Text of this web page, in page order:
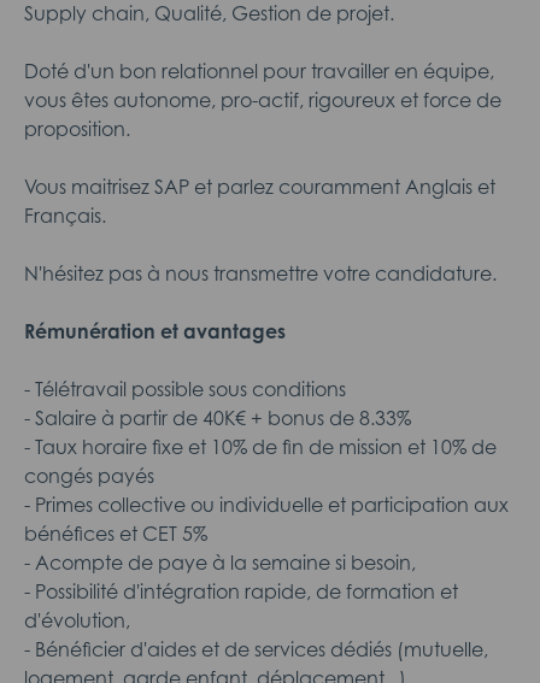
Supply chain, Qualité, Gestion de projet.
Doté d'un bon relationnel pour travailler en équipe,
vous êtes autonome, pro-actif, rigoureux et force de
proposition.
Vous maitrisez SAP et parlez couramment Anglais et
Français.
N'hésitez pas à nous transmettre votre candidature.
Rémunération et avantages
- Télétravail possible sous conditions
- Salaire à partir de 40K€ + bonus de 8.33%
- Taux horaire fixe et 10% de fin de mission et 10% de
congés payés
- Primes collective ou individuelle et participation aux
bénéfices et CET 5%
- Acompte de paye à la semaine si besoin,
- Possibilité d'intégration rapide, de formation et
d'évolution,
- Bénéficier d'aides et de services dédiés (mutuelle,
logement, garde enfant, déplacement...).